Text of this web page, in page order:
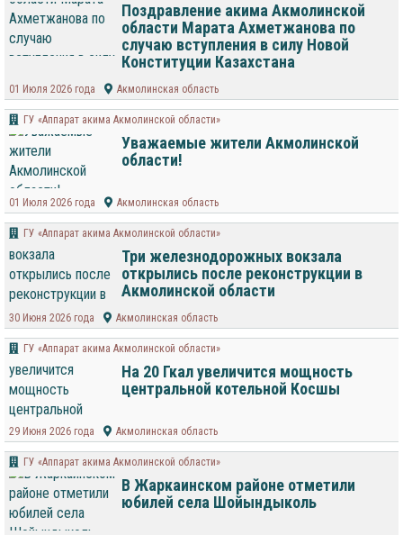
Поздравление акима Акмолинской
области Марата Ахметжанова по
случаю вступления в силу Новой
Конституции Казахстана
01 Июля 2026 года Акмолинская область
ГУ «Аппарат акима Акмолинской области»
Уважаемые жители Акмолинской
области!
01 Июля 2026 года Акмолинская область
ГУ «Аппарат акима Акмолинской области»
Три железнодорожных вокзала
открылись после реконструкции в
Акмолинской области
30 Июня 2026 года Акмолинская область
ГУ «Аппарат акима Акмолинской области»
На 20 Гкал увеличится мощность
центральной котельной Косшы
29 Июня 2026 года Акмолинская область
ГУ «Аппарат акима Акмолинской области»
В Жаркаинском районе отметили
юбилей села Шойындыколь